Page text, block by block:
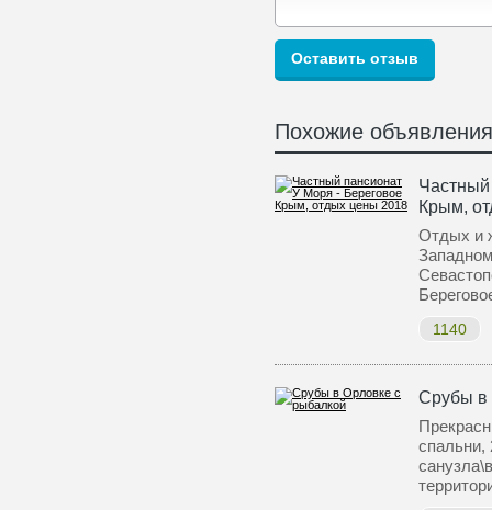
Похожие объявления
Крым,
Отдых и
1140
Срубы в
спальни,